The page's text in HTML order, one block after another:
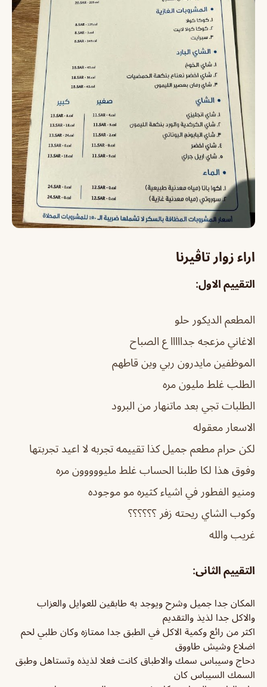
اراء زوار تاڤيرنا
التقييم الاول:
المطعم الديكور حلو
الاغاني مزعجه جدااااا ع الصباح
الموظفين مايدرون ربي وين قاطهم
الطلب غلط مليون مره
الطلبات تجي بعد ماتنهار من البرود
الاسعار معقوله
لكن حرام مطعم جميل كذا تقييمه تجربه لا اعيد تجربتها
وفوق هذا لكا طلبنا الحساب غلط مليووووون مره
ومنيو الفطور في اشياء كثيره مو موجوده
وكوب الشاي ريحته زفر ؟؟؟؟؟؟
غريب والله
التقييم الثانى:
المكان جدا جميل وشرح ويوجد به طابقين للعوايل والعزاب
والاكل جدا لذيذ والتقديم
اكثر من رائع وكمية الاكل في الطبق جدا ممتازه وكان طلبي لحم
اضلاع وشيش طاووق
دحاج وسيباس سمك والاطباق كانت فعلا لذيذه وتستاهل وطبق
السمك السيباس كان